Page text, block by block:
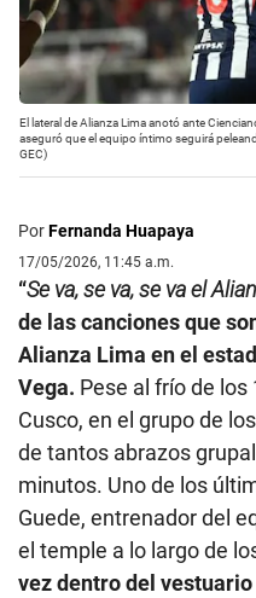
El lateral de Alianza Lima anotó ante
aseguró que el equipo íntimo seguirá
GEC)
PorFernanda Huapaya
17/05/2026, 11:45 a.m.
“Se va, se va, se va el
de las canciones que
Alianza Lima en el
Vega. Pese al frío de los
Cusco, en el grupo de
de tantos abrazos
minutos. Uno de los
Guede, entrenador del
el temple a lo largo de
vez dentro del